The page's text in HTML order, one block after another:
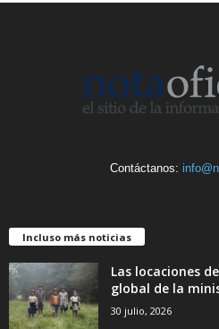
Contáctanos:
Incluso más noticias
Las locaciones
global de la
30 julio, 2026